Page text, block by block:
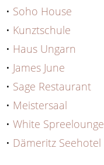
• Soho House
• Kunztschule
• Haus Ungarn
• James June
• Sage Restaurant
• Meistersaal
• White Spreelounge
• Dämeritz Seehotel